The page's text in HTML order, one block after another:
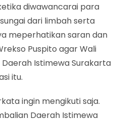
diwawancarai para
dari limbah serta
meperhatikan saran dan
Puspito agar Wali
Istimewa Surakarta
itu.
ingin mengikuti saja.
Daerah Istimewa